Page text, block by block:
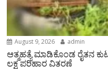
August 9, 2026 admin
ಆತ್ಮಹತ್ಯೆ ಮಾಡಿಕೊಂಡ ರೈತನ
ಲಕ್ಷ ಪರಿಹಾರ ವಿತರಣೆ